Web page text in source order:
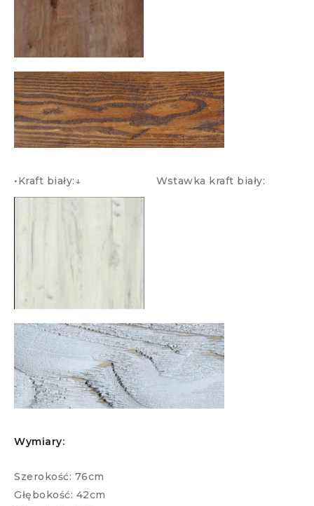
•Kraft biały:↓ Wstawka kraft biały:
Wymiary:
Szerokość: 76cm
Głębokość: 42cm